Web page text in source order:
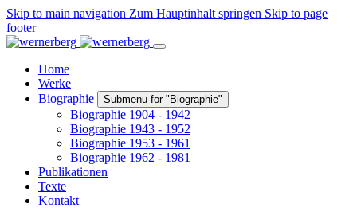
Skip to main navigation Zum Hauptinhalt springen Skip to page
footer
Home
Werke
Biographie
Submenu for "Biographie"
Biographie 1904 - 1942
Biographie 1943 - 1952
Biographie 1953 - 1961
Biographie 1962 - 1981
Publikationen
Texte
Kontakt